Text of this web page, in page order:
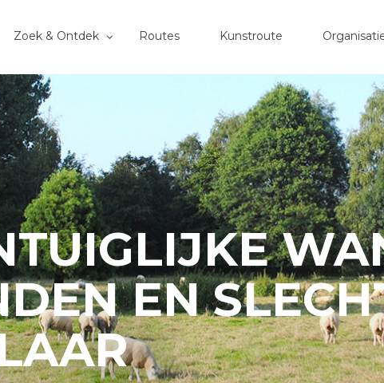
Zoek & Ontdek Routes Kunstroute
EN